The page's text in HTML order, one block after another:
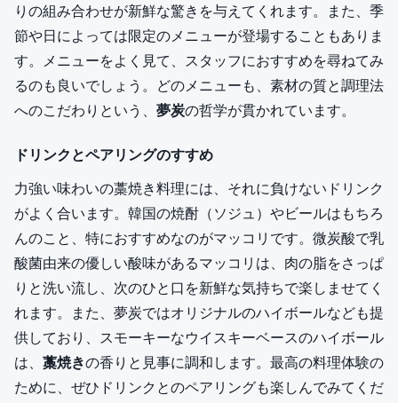
りの組み合わせが新鮮な驚きを与えてくれます。また、季
節や日によっては限定のメニューが登場することもありま
す。メニューをよく見て、スタッフにおすすめを尋ねてみ
るのも良いでしょう。どのメニューも、素材の質と調理法
へのこだわりという、 夢炭の哲学が貫かれています。
ドリンクとペアリングのすすめ
力強い味わいの藁焼き料理には、それに負けないドリンク
がよく合います。韓国の焼酎（ソジュ）やビールはもちろ
んのこと、特におすすめなのがマッコリです。微炭酸で乳
酸菌由来の優しい酸味があるマッコリは、肉の脂をさっぱ
りと洗い流し、次のひと口を新鮮な気持ちで楽しませてく
れます。また、夢炭ではオリジナルのハイボールなども提
供しており、スモーキーなウイスキーベースのハイボール
は、 藁焼きの香りと見事に調和します。最高の料理体験の
ために、ぜひドリンクとのペアリングも楽しんでみてくだ